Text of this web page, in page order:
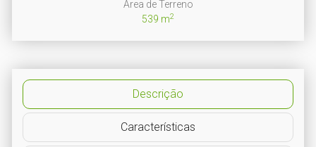
Área de Terreno
539 m2
Descrição
Características